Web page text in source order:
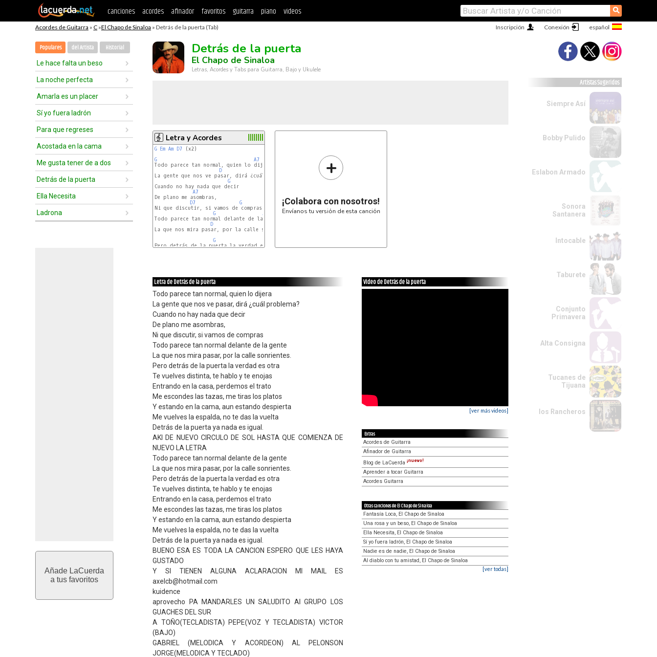
canciones acordes afinador favoritos guitarra piano videos ⚲
Acordes de Guitarra » C »El Chapo de Sinaloa » Detrás de la puerta (Tab) Conexión
Inscripción
Populares del Artista Historial
Le hace falta un beso
La noche perfecta
Amarla es un placer
Sí yo fuera ladrón
Para que regreses
Acostada en la cama
Me gusta tener de a dos
Detrás de la puerta
Ella Necesita
Ladrona
Añade LaCuerda
a tus favoritos
Detrás de la puerta
El Chapo de Sinaloa
Letras, Acordes y Tabs para Guitarra, Bajo y Ukulele
Letra y Acordes
G Em Am D7 (x2)
G
A7
Todo parece tan normal, quien lo dijera
D
La gente que nos ve pasar, dirá ¿cuál problema?
G
Cuando no hay nada que decir
A7
De plano me asombras,
D7
G
Ni que discutir, si vamos de compras
G
A7
Todo parece tan normal delante de la gente
D
La que nos mira pasar, por la calle sonrientes.
G
Pero detrás de la puerta la verdad es otra
+
¡Colabora con nosotros!
Envíanos tu versión de esta canción
Letra de Detrás de la puerta
Todo parece tan normal, quien lo dijera
La gente que nos ve pasar, dirá ¿cuál problema?
Cuando no hay nada que decir
De plano me asombras,
Ni que discutir, si vamos de compras
Todo parece tan normal delante de la gente
La que nos mira pasar, por la calle sonrientes.
Pero detrás de la puerta la verdad es otra
Te vuelves distinta, te hablo y te enojas
Entrando en la casa, perdemos el trato
Me escondes las tazas, me tiras los platos
Y estando en la cama, aun estando despierta
Me vuelves la espalda, no te das la vuelta
Detrás de la puerta ya nada es igual.
AKI DE NUEVO CIRCULO DE SOL HASTA QUE COMIENZA DE
NUEVO LA LETRA
Todo parece tan normal delante de la gente
La que nos mira pasar, por la calle sonrientes.
Pero detrás de la puerta la verdad es otra
Te vuelves distinta, te hablo y te enojas
Entrando en la casa, perdemos el trato
Me escondes las tazas, me tiras los platos
Y estando en la cama, aun estando despierta
Me vuelves la espalda, no te das la vuelta
Detrás de la puerta ya nada es igual.
BUENO ESA ES TODA LA CANCION ESPERO QUE LES HAYA
GUSTADO
Y SI TIENEN ALGUNA ACLARACION MI MAIL ES
axelcb@hotmail.com
kuidence
aprovecho PA MANDARLES UN SALUDITO Al GRUPO LOS
GUACHES DEL SUR
A TOÑO(TECLADISTA) PEPE(VOZ Y TECLADISTA) VICTOR
(BAJO)
GABRIEL (MELODICA Y ACORDEON) AL PELONSON
JORGE(MELODICA Y TECLADO)
Video de Detrás de la puerta
[ver más videos]
Extras
Acordes de Guitarra
Afinador de Guitarra
Blog de LaCuerda ¡nuevo!
Aprender a tocar Guitarra
Acordes Guitarra
Otras canciones de El Chapo de Sinaloa
Fantasía Loca, El Chapo de Sinaloa
Una rosa y un beso, El Chapo de Sinaloa
Ella Necesita, El Chapo de Sinaloa
Sí yo fuera ladrón, El Chapo de Sinaloa
Nadie es de nadie, El Chapo de Sinaloa
Al diablo con tu amistad, El Chapo de Sinaloa
[ver todas]
Artistas Sugeridos
Siempre Así
Bobby Pulido
Eslabon Armado
Sonora
Santanera
Intocable
Taburete
Conjunto
Primavera
Alta Consigna
Tucanes de
Tijuana
los Rancheros